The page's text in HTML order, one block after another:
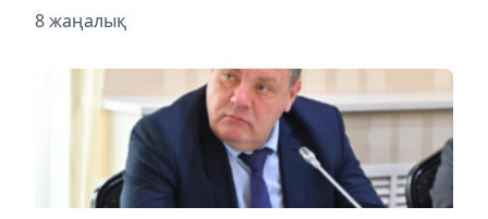
8 жаңалық